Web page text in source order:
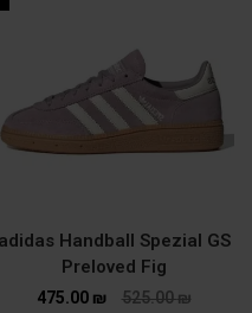
adidas Handball Spezial GS
Preloved Fig
525.00₪
475.00 ₪